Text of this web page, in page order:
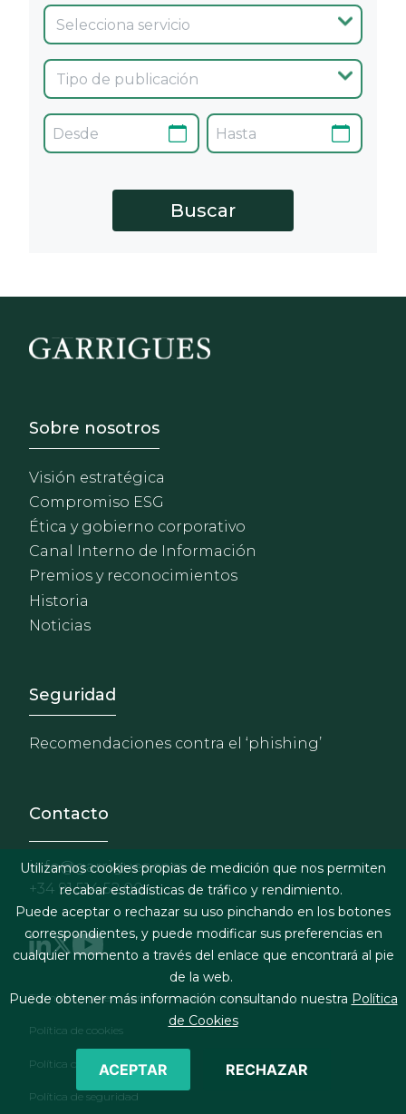
Footer - Sobre Nosotros
Sobre nosotros
Visión estratégica
Compromiso ESG
Ética y gobierno corporativo
Canal Interno de Información
Premios y reconocimientos
Historia
Noticias
Footer - Extranet y
Seguridad
Recomendaciones contra el ‘phishing’
Contacto
info@garrigues.com
+34 91 514 52 00
Footer menu
Términos legales y condiciones de contratación
Política de cookies
Política de privacidad
Política de seguridad
Utilizamos cookies propias de medición que nos permiten
recabar estadísticas de tráfico y rendimiento.
Puede aceptar o rechazar su uso pinchando en los botones
correspondientes, y puede modificar sus preferencias en
cualquier momento a través del enlace que encontrará al pie
de la web.
Puede obtener más información consultando nuestra Política
de Cookies
ACEPTAR RECHAZAR